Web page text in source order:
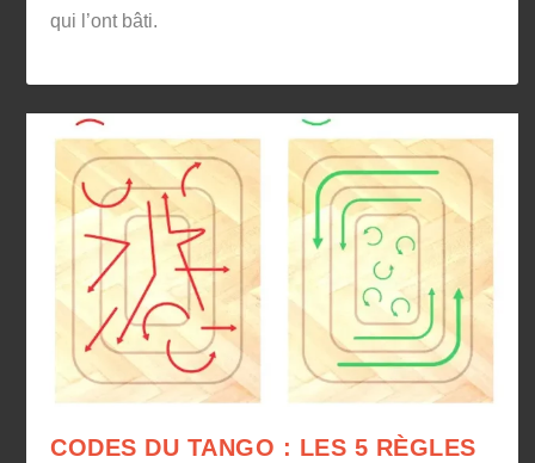
qui l’ont bâti.
CODES DU TANGO : LES 5 RÈGLES